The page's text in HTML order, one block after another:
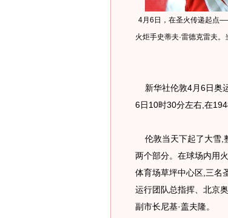
4月6日，在圣火传递起点
火炬手史蒂夫·雷德克雷夫
新华社伦敦4月6日奥
6日10时30分左右,在
伦敦当天下起了大雪,
两个部分。在球场内用
体育场草坪中心区,三名
运行团队总指挥、北京
副市长尼基·盖夫隆。